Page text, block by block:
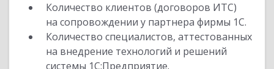
Количество клиентов (договоров ИТС)
на сопровождении у партнера фирмы 1С.
Количество специалистов, аттестованных
на внедрение технологий и решений
системы 1С:Предприятие.